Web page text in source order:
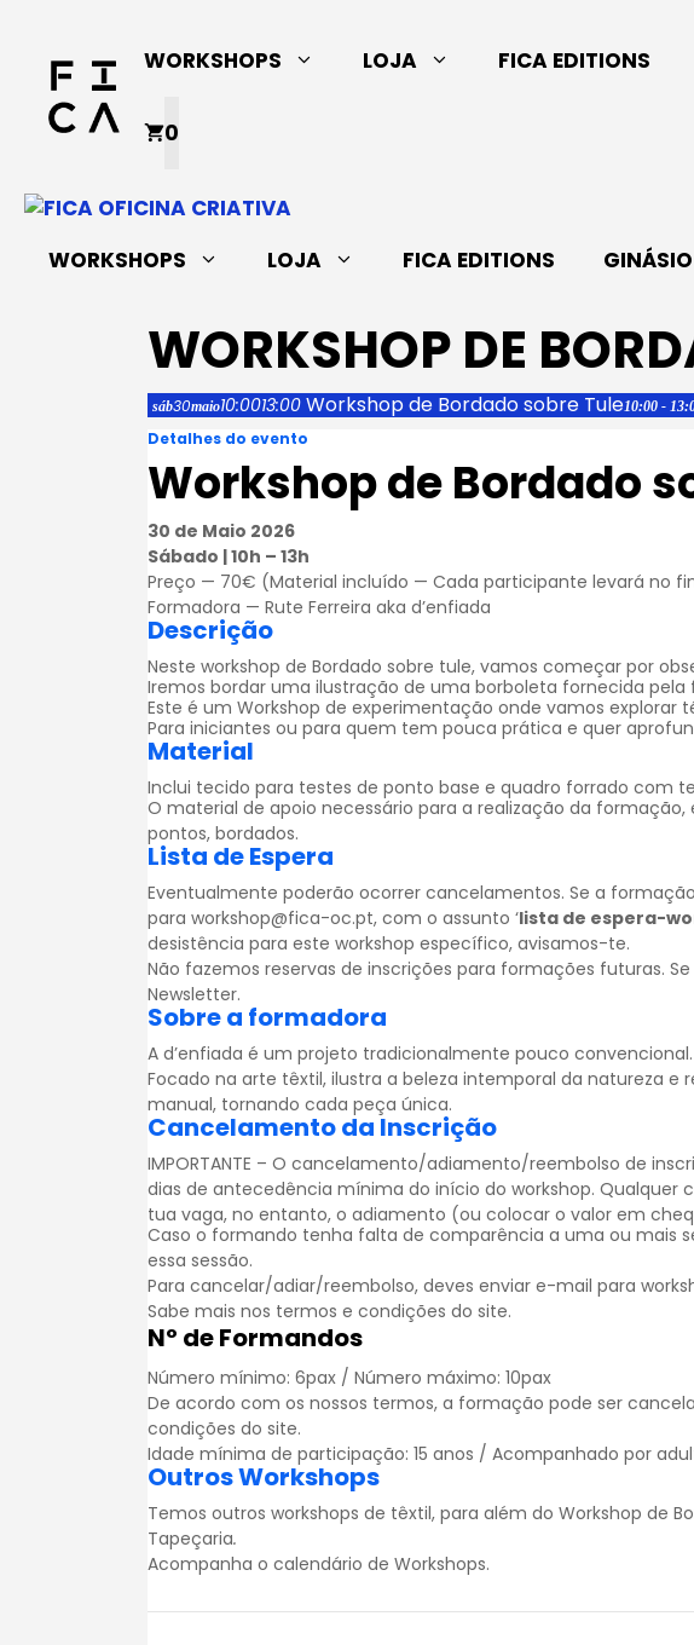
conteúdo
WORKSHOPS LOJA FICA EDITIONS
0
WORKSHOPS LOJA FICA EDITIONS
WORKSHOP DE
sáb30maio10:0013:00 Workshop de Bordado sobre Tule10:00 -
Detalhes do evento
Workshop de Bordado
30 de Maio 2026
Sábado | 10h – 13h
Preço — 70€ (Material incluído — Cada participante levará no
Formadora — Rute Ferreira aka d’enfiada
Descrição
Neste workshop de Bordado sobre tule, vamos começar por
Iremos bordar uma ilustração de uma borboleta fornecida
Este é um Workshop de experimentação onde vamos
Para iniciantes ou para quem tem pouca prática e quer
Material
Inclui tecido para testes de ponto base e quadro forrado com
O material de apoio necessário para a realização da formação,
pontos, bordados.
Lista de Espera
Eventualmente poderão ocorrer cancelamentos. Se a
para workshop@fica-oc.pt, com o assunto ‘lista de espera-
desistência para este workshop específico, avisamos-te.
Não fazemos reservas de inscrições para formações futuras.
Newsletter.
Sobre a formadora
A d’enfiada é um projeto tradicionalmente pouco convencional.
Focado na arte têxtil, ilustra a beleza intemporal da natureza
manual, tornando cada peça única.
Cancelamento da Inscrição
IMPORTANTE – O cancelamento/adiamento/reembolso de
dias de antecedência mínima do início do workshop.
tua vaga, no entanto, o adiamento (ou colocar o valor em
Caso o formando tenha falta de comparência a uma ou mais
essa sessão.
Para cancelar/adiar/reembolso, deves enviar e-mail para
Sabe mais nos termos e condições do site.
Nº de Formandos
Número mínimo: 6pax / Número máximo: 10pax
De acordo com os nossos termos, a formação pode ser
condições do site.
Idade mínima de participação: 15 anos / Acompanhado por
Outros Workshops
Temos outros workshops de têxtil, para além do Workshop de
Tapeçaria.
Acompanha o calendário de Workshops.